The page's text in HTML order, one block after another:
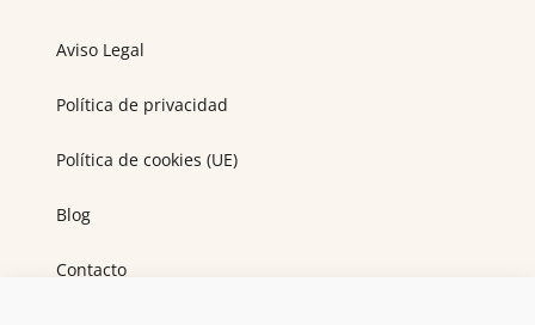
Aviso Legal
Política de privacidad
Política de cookies (UE)
Blog
Contacto